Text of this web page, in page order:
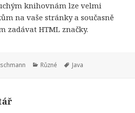
knihovnám lze velmi
na vaše stránky a současně
zadávat HTML značky.
Rubriky:
Různé Štítky:
Java